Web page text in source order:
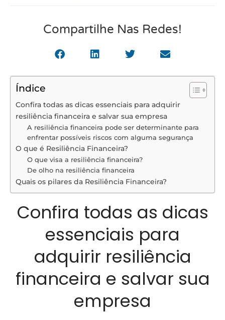
Compartilhe Nas Redes!
Índice
Confira todas as dicas essenciais para adquirir
resiliência financeira e salvar sua empresa
A resiliência financeira pode ser determinante para
enfrentar possíveis riscos com alguma segurança
O que é Resiliência Financeira?
O que visa a resiliência financeira?
De olho na resiliência financeira
Quais os pilares da Resiliência Financeira?
Confira todas as dicas
essenciais para
adquirir resiliência
financeira e salvar sua
empresa